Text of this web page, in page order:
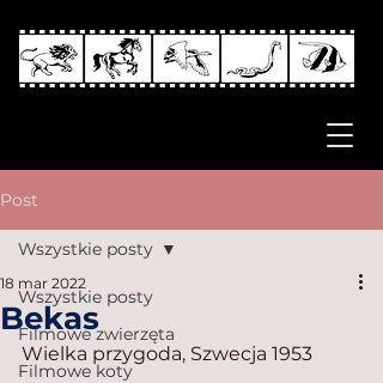
Post
Wszystkie posty
Filmowe zwierzęta
Filmowe koty
Wszystkie posty
Bekas
18 mar 2022
Wielka przygoda, Szwecja 1953